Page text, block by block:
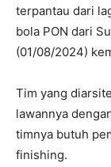
terpantau dari
bola PON dari
(01/08/2024)
Tim yang
lawannya
timnya butuh
finishing.